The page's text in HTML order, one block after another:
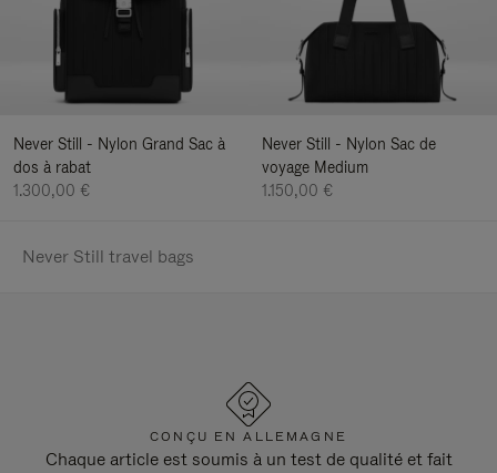
Never Still - Nylon Grand Sac à
dos à rabat
1.300,00 €
Never Still - Nylon Sac de
voyage Medium
1.150,00 €
Never Still travel bags
CONÇU EN ALLEMAGNE
Chaque article est soumis à un test de qualité et fait